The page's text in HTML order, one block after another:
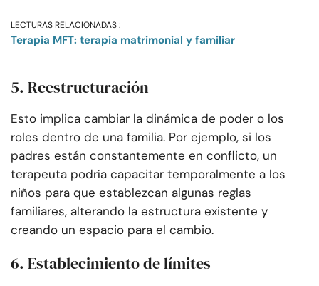
LECTURAS RELACIONADAS :
Terapia MFT: terapia matrimonial y familiar
5. Reestructuración
Esto implica cambiar la dinámica de poder o los
roles dentro de una familia. Por ejemplo, si los
padres están constantemente en conflicto, un
terapeuta podría capacitar temporalmente a los
niños para que establezcan algunas reglas
familiares, alterando la estructura existente y
creando un espacio para el cambio.
6. Establecimiento de límites